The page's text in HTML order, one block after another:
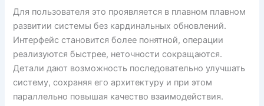
Для пользователя это проявляется в плавном плавном
развитии системы без кардинальных обновлений.
Интерфейс становится более понятной, операции
реализуются быстрее, неточности сокращаются.
Детали дают возможность последовательно улучшать
систему, сохраняя его архитектуру и при этом
параллельно повышая качество взаимодействия.